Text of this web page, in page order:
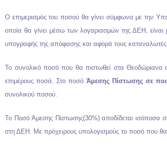
Ο επιμερισμός του ποσού θα γίνει σύμφωνα με την
οποία θα γίνει μέσω των λογαριασμών της ΔΕΗ, είναι
υπογραφής της απόφασης και αφορά τους
Το συνολικό ποσό που θα πιστωθεί στα Θεοδώριανα
επιμέρους ποσά. Στο ποσό Άμεσης Πίστωσης σε
συνολικού ποσού.
Το Ποσό Άμεσης Πίστωσης(30%) αποδίδεται ισόποσα
στη ΔΕΗ. Με πρόχειρους υπολογισμούς το ποσό που θα